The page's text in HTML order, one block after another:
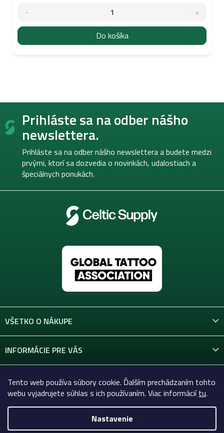
Tento web používa súbory cookie. Ďalším prechádzaním tohto
webu vyjadrujete súhlas s ich používaním. Viac informáciítu.
Nastavenie
Do košíka
Z
Prihláste sa na odber nášho
newslettera.
Prihláste sa na odber nášho newslettera a budete medzi
prvými, ktorí sa dozvedia o novinkách, udalostiach a
špeciálnych ponukách.
VŠETKO O NÁKUPE
INFORMÁCIE PRE VÁS
KONTAKT